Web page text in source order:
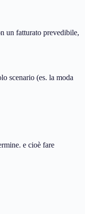
un fatturato prevedibile,
scenario (es. la moda
e cioè fare